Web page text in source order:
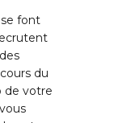
font
du
de votre